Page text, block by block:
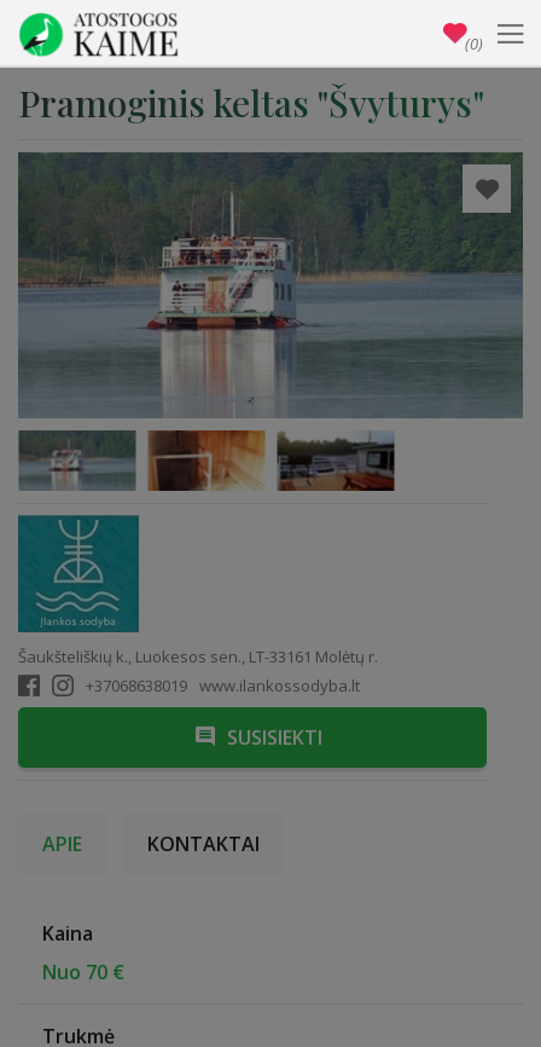
Pramoginis keltas "Švyturys"
Šaukšteliškių k., Luokesos sen., LT-33161 Molėtų r.
+37068638019 www.ilankossodyba.lt
SUSISIEKTI
APIE KONTAKTAI
Kaina
Nuo 70 €
Trukmė
(0)